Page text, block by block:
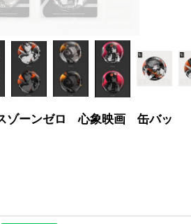
ゾーンゼロ 心象映画 缶バッ